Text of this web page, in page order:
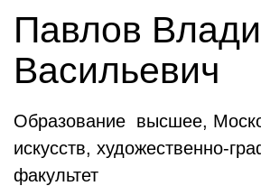
Павлов
Васильевич
Образование высшее,
искусств, художественно-
факультет